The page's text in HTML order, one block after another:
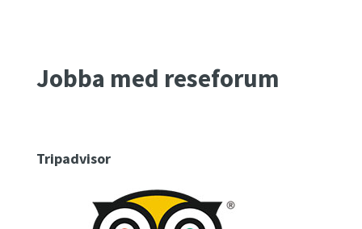
Jobba med reseforum
Tripadvisor